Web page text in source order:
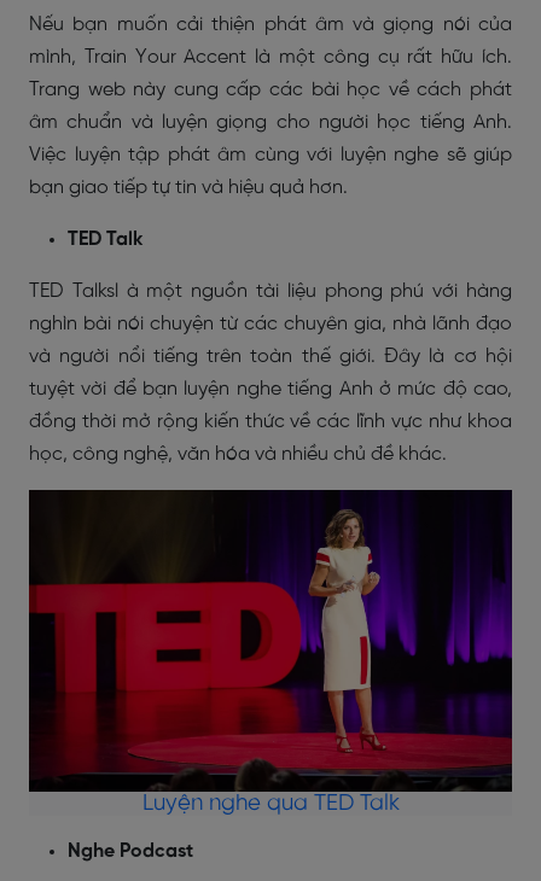
Nếu bạn muốn cải thiện phát âm và giọng nói của
mình, Train Your Accent là một công cụ rất hữu ích.
Trang web này cung cấp các bài học về cách phát
âm chuẩn và luyện giọng cho người học tiếng Anh.
Việc luyện tập phát âm cùng với luyện nghe sẽ giúp
bạn giao tiếp tự tin và hiệu quả hơn.
TED Talk
TED Talksl à một nguồn tài liệu phong phú với hàng
nghìn bài nói chuyện từ các chuyên gia, nhà lãnh đạo
và người nổi tiếng trên toàn thế giới. Đây là cơ hội
tuyệt vời để bạn luyện nghe tiếng Anh ở mức độ cao,
đồng thời mở rộng kiến thức về các lĩnh vực như khoa
học, công nghệ, văn hóa và nhiều chủ đề khác.
Luyện nghe qua TED Talk
Nghe Podcast